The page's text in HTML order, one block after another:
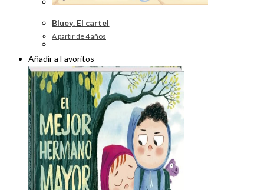
Bluey. El cartel
A partir de 4 años
Añadir a Favoritos